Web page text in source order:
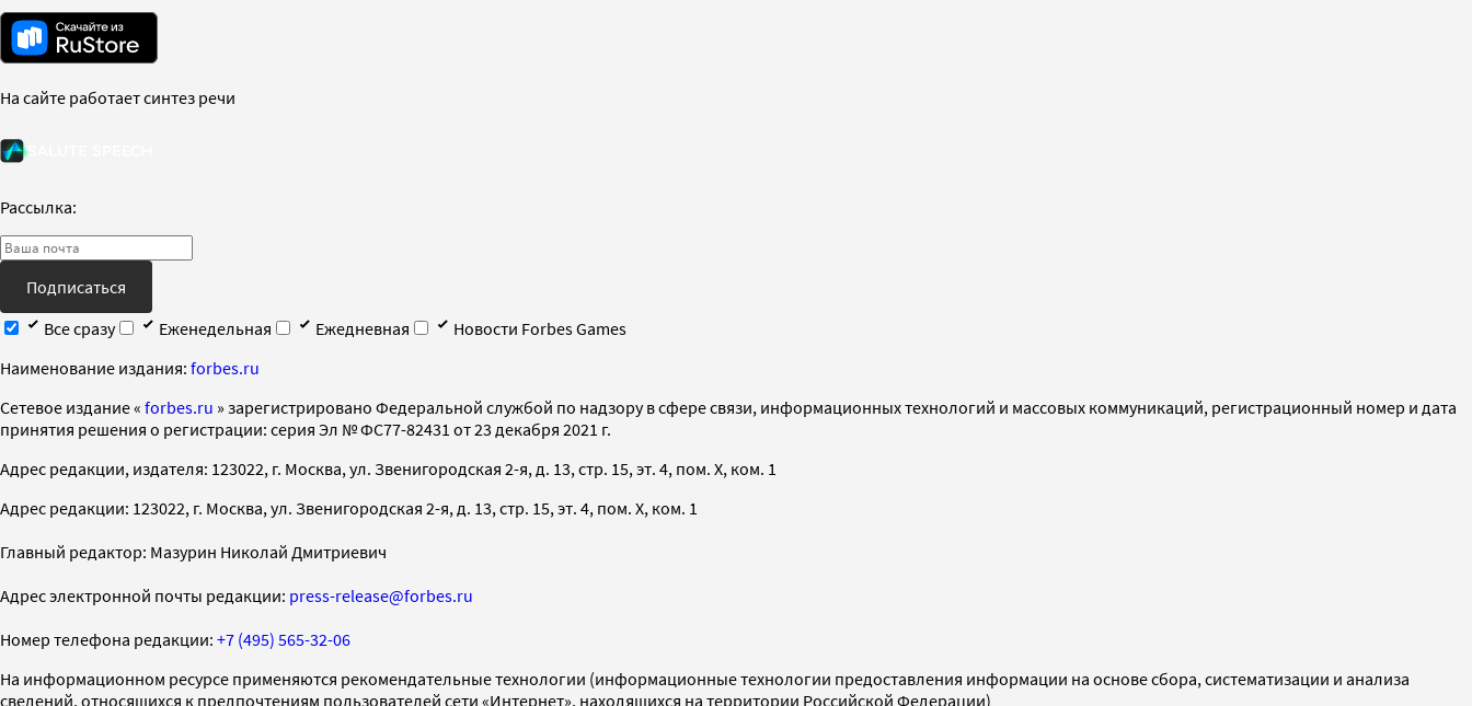
На сайте работает синтез речи
Рассылка:
Подписаться
Все сразу
Еженедельная Ежедневная
Новости Forbes Games
Наименование издания: forbes.ru
Cетевое издание « forbes.ru » зарегистрировано Федеральной службой по надзору в сфере связи, информационных технологий и массовых коммуникаций, регистрационный номер и дата
принятия решения о регистрации: серия Эл № ФС77-82431 от 23 декабря 2021 г.
Адрес редакции, издателя: 123022, г. Москва, ул. Звенигородская 2-я, д. 13, стр. 15, эт. 4, пом. X, ком. 1
Адрес редакции: 123022, г. Москва, ул. Звенигородская 2-я, д. 13, стр. 15, эт. 4, пом. X, ком. 1
Главный редактор: Мазурин Николай Дмитриевич
Адрес электронной почты редакции: press-release@forbes.ru
Номер телефона редакции: +7 (495) 565-32-06
На информационном ресурсе применяются рекомендательные технологии (информационные технологии предоставления информации на основе сбора, систематизации и анализа
сведений, относящихся к предпочтениям пользователей сети «Интернет», находящихся на территории Российской Федерации)